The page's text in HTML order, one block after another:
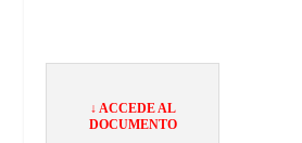
↓ ACCEDE AL
DOCUMENTO